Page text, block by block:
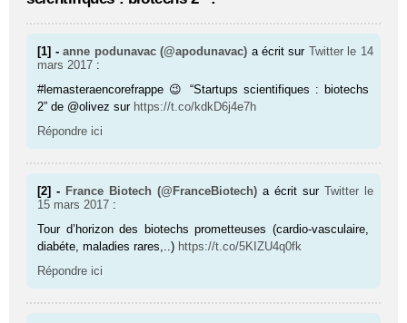
[1] -anne podunavac (@apodunavac) a écrit sur Twitter le 14
mars 2017 :
#lemasteraencorefrappe 😉 “Startups scientifiques : biotechs
2” de @olivez sur https://t.co/kdkD6j4e7h
Répondre ici
[2] - France Biotech (@FranceBiotech) a écrit sur Twitter
le
15 mars 2017 :
Tour d’horizon des biotechs prometteuses (cardio-vasculaire,
diabéte, maladies rares,..) https://t.co/5KIZU4q0fk
Répondre ici